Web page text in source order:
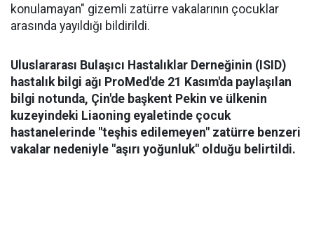
konulamayan" gizemli zatürre vakalarının çocuklar
arasında yayıldığı bildirildi.
Uluslararası Bulaşıcı Hastalıklar Derneğinin (ISID)
hastalık bilgi ağı ProMed'de 21 Kasım'da paylaşılan
bilgi notunda, Çin'de başkent Pekin ve ülkenin
kuzeyindeki Liaoning eyaletinde çocuk
hastanelerinde "teşhis edilemeyen" zatürre benzeri
vakalar nedeniyle "aşırı yoğunluk" olduğu belirtildi.